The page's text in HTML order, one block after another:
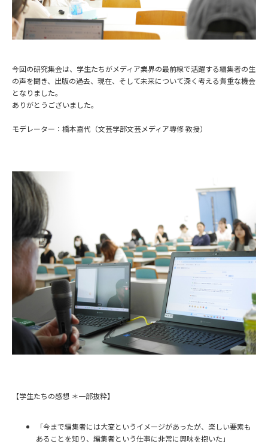
今回の研究集会は、学生たちがメディア業界の最前線で活躍する編集者の生
の声を聞き、出版の過去、現在、そして未来について深く考える貴重な機会
となりました。
ありがとうございました。
モデレーター：橋本嘉代（文芸学部文芸メディア専修 教授）
【学生たちの感想 ＊一部抜粋】
「今まで編集者には大変というイメージがあったが、楽しい要素も
あることを知り、編集者という仕事に非常に興味を抱いた」